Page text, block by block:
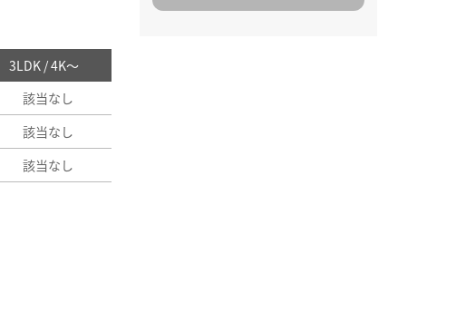
3LDK / 4K～
該当なし
該当なし
該当なし